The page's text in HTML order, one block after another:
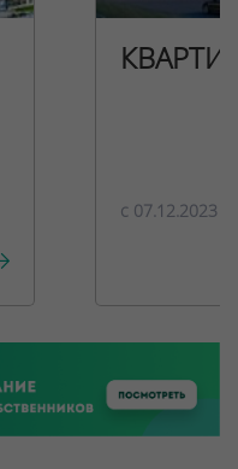
c 07.12.2023